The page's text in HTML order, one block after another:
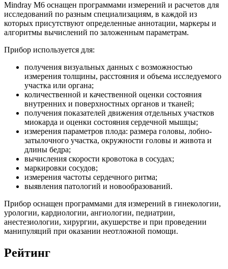
Mindray M6 оснащен программами измерений и расчетов для
исследований по разным специализациям, в каждой из
которых присутствуют определенные аннотации, маркеры и
алгоритмы вычислений по заложенным параметрам.
Прибор используется для:
получения визуальных данных с возможностью
измерения толщины, расстояния и объема исследуемого
участка или органа;
количественной и качественной оценки состояния
внутренних и поверхностных органов и тканей;
получения показателей движения отдельных участков
миокарда и оценки состояния сердечной мышцы;
измерения параметров плода: размера головы, лобно-
затылочного участка, окружности головы и живота и
длины бедра;
вычисления скорости кровотока в сосудах;
маркировки сосудов;
измерения частоты сердечного ритма;
выявления патологий и новообразований.
Прибор оснащен программами для измерений в гинекологии,
урологии, кардиологии, ангиологии, педиатрии,
анестезиологии, хирургии, акушерстве и при проведении
манипуляций при оказании неотложной помощи.
Рейтинг